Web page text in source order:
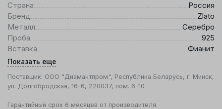
Страна
Россия
Бренд
Zlato
Металл
Серебро
Проба
925
Вставка
Фианит
Показать еще
Поставщик: ООО "Диамантпром", Республика Беларусь, г. Минск,
ул. Долгобродская, 16-6, 220037, пом. 6-10
Гарантийный срок 6 месяцев от производителя.